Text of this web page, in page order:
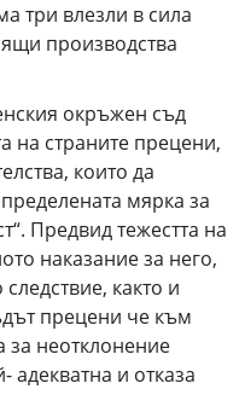
три влезли в сила
производства
окръжен съд
на страните прецени,
които да
мярка за
Предвид тежестта на
наказание за него,
както и
прецени че към
за неотклонение
адекватна и отказа